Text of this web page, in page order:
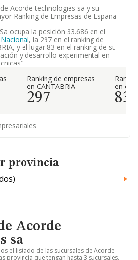
Acorde technologies sa y su
Ranking de Empresas de España
ocupa la posición 33.686 en el
, la 297 en el ranking de
y el lugar 83 en el ranking de su
y desarrollo experimental en
Ranking de empresas
en CANTABRIA
297
en el
83
provincia
Acorde
sa
el listado de las sucursales de Acorde
provincia que tengan hasta 3 sucursales.